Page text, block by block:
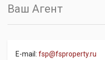
Ваш Агент
E-mail: fsp@fsproperty.ru